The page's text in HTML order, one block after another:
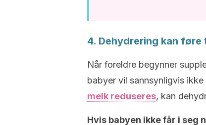
4. Dehydrering kan
Når foreldre begynner
babyer vil sannsynligvis
melk reduseres, kan
Hvis babyen ikke får i seg